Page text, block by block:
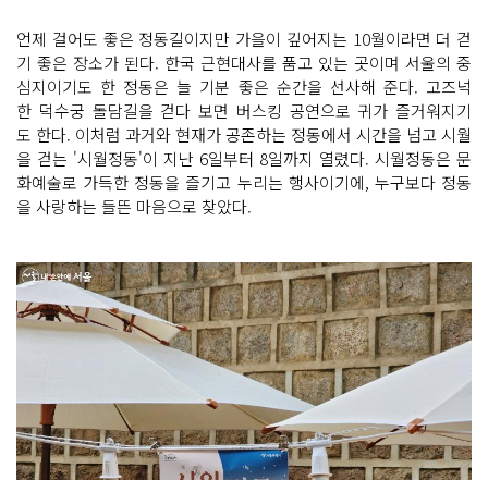
언제 걸어도 좋은 정동길이지만 가을이 깊어지는 10월이라면 더 걷
기 좋은 장소가 된다. 한국 근현대사를 품고 있는 곳이며 서울의 중
심지이기도 한 정동은 늘 기분 좋은 순간을 선사해 준다. 고즈넉
한 덕수궁 돌담길을 걷다 보면 버스킹 공연으로 귀가 즐거워지기
도 한다. 이처럼 과거와 현재가 공존하는 정동에서 시간을 넘고 시월
을 걷는 '시월정동'이 지난 6일부터 8일까지 열렸다. 시월정동은 문
화예술로 가득한 정동을 즐기고 누리는 행사이기에, 누구보다 정동
을 사랑하는 들뜬 마음으로 찾았다.